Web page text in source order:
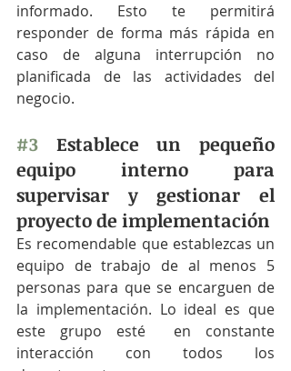
informado. Esto te permitirá
responder de forma más rápida en
caso de alguna interrupción no
planificada de las actividades del
negocio.
#3 Establece un pequeño
equipo interno para
supervisar y gestionar el
proyecto de implementación
Es recomendable que establezcas un
equipo de trabajo de al menos 5
personas para que se encarguen de
la implementación. Lo ideal es que
este grupo esté  en constante
interacción con todos los